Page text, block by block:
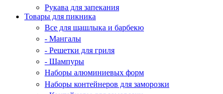
Рукава для запекания
Товары для пикника
Все для шашлыка и барбекю
- Мангалы
- Решетки для гриля
- Шампуры
Наборы алюминиевых форм
Наборы контейнеров для заморозки